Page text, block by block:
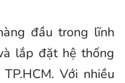
đầu trong lĩnh
lắp đặt hệ thống
Với nhiều